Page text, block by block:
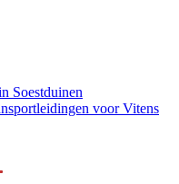
Soestduinen
voor Vitens